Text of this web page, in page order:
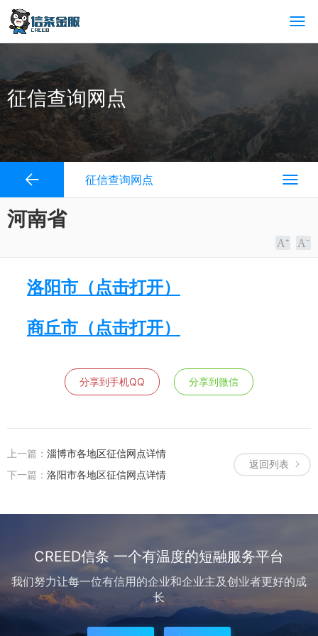
征信查询网点
征信查询网点
河南省
洛阳市（点击打开）
商丘市（点击打开）
分享到手机QQ 分享到微信
返回列表
上一篇： 淄博市各地区征信网点详情
下一篇： 洛阳市各地区征信网点详情
CREED信条 一个有温度的短融服务平台
我们努力让每一位有信用的企业和企业主及创业者更好的成
长